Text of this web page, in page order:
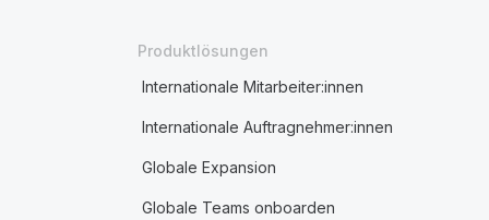
Produktlösungen
Internationale Mitarbeiter:innen
Internationale Auftragnehmer:innen
Globale Expansion
Globale Teams onboarden